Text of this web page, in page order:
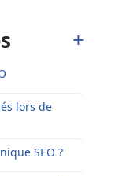
lors de
SEO ?